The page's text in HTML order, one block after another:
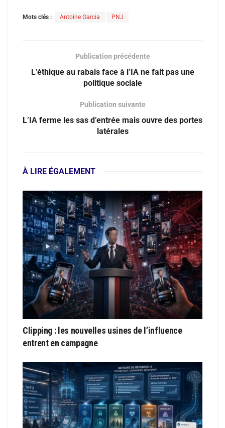
Mots clés : Antoine Garcia PNJ
Publication précédente
L’éthique au rabais face à l’IA ne fait pas une
politique sociale
Publication suivante
L’IA ferme les sas d’entrée mais ouvre des portes
latérales
À LIRE ÉGALEMENT
Clipping : les nouvelles usines de l’influence
entrent en campagne